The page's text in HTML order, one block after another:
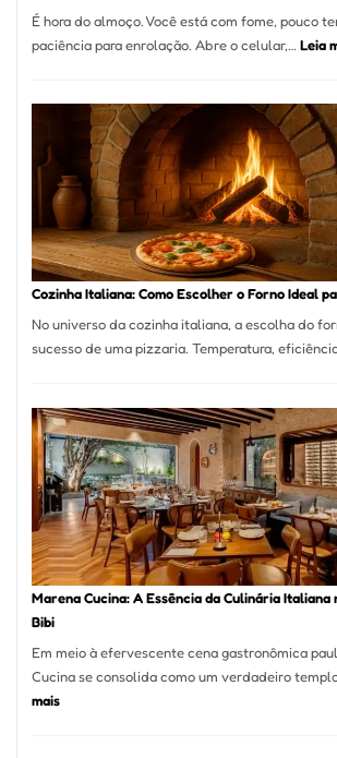
É hora do almoço. Você está com fome, pouco
paciência para enrolação. Abre o celular,… Leia
Cozinha Italiana: Como Escolher o Forno Ideal
No universo da cozinha italiana, a escolha do
sucesso de uma pizzaria. Temperatura,
Marena Cucina: A Essência da Culinária Italiana
Bibi
Em meio à efervescente cena gastronômica
Cucina se consolida como um verdadeiro
mais: